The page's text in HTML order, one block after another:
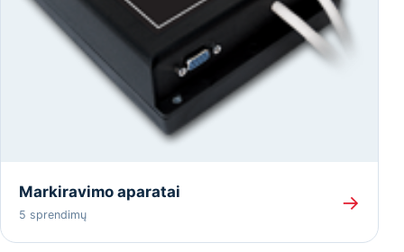
Markiravimo aparatai
5 sprendimų
→